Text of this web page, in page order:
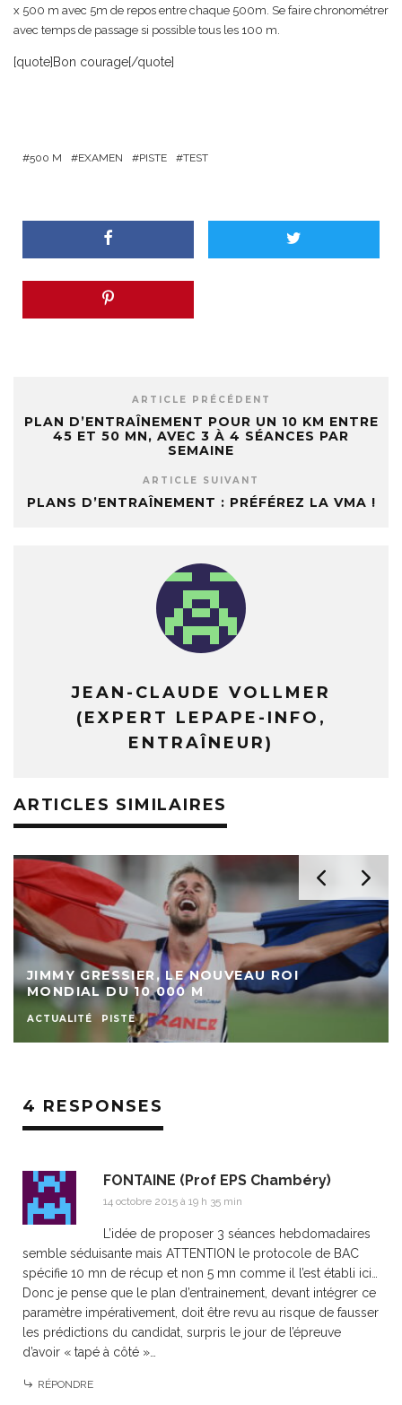
x 500 m avec 5m de repos entre chaque 500m. Se faire chronométrer
avec temps de passage si possible tous les 100 m.
[quote]Bon courage[/quote]
500 M EXAMEN PISTE TEST
ARTICLE PRÉCÉDENT
PLAN D’ENTRAÎNEMENT POUR UN 10 KM ENTRE
45 ET 50 MN, AVEC 3 À 4 SÉANCES PAR
SEMAINE
ARTICLE SUIVANT
PLANS D’ENTRAÎNEMENT : PRÉFÉREZ LA VMA !
JEAN-CLAUDE VOLLMER
(EXPERT LEPAPE-INFO,
ENTRAÎNEUR)
ARTICLES SIMILAIRES
JIMMY GRESSIER, LE NOUVEAU ROI
MONDIAL DU 10 000 M
ACTUALITÉ PISTE
4 RESPONSES
FONTAINE (Prof EPS Chambéry)
14 octobre 2015 à 19 h 35 min
L’idée de proposer 3 séances hebdomadaires
semble séduisante mais ATTENTION le protocole de BAC
spécifie 10 mn de récup et non 5 mn comme il l’est établi ici…
Donc je pense que le plan d’entrainement, devant intégrer ce
paramètre impérativement, doit être revu au risque de fausser
les prédictions du candidat, surpris le jour de l’épreuve
d’avoir « tapé à côté »…
RÉPONDRE